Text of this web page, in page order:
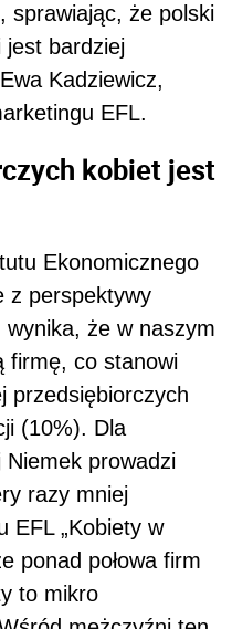
sprawiając, że polski
jest bardziej
Kadziewicz,
EFL.
kobiet jest
Ekonomicznego
z perspektywy
wynika, że w naszym
firmę, co stanowi
przedsiębiorczych
(10%). Dla
Niemek prowadzi
razy mniej
EFL „Kobiety w
ponad połowa firm
to mikro